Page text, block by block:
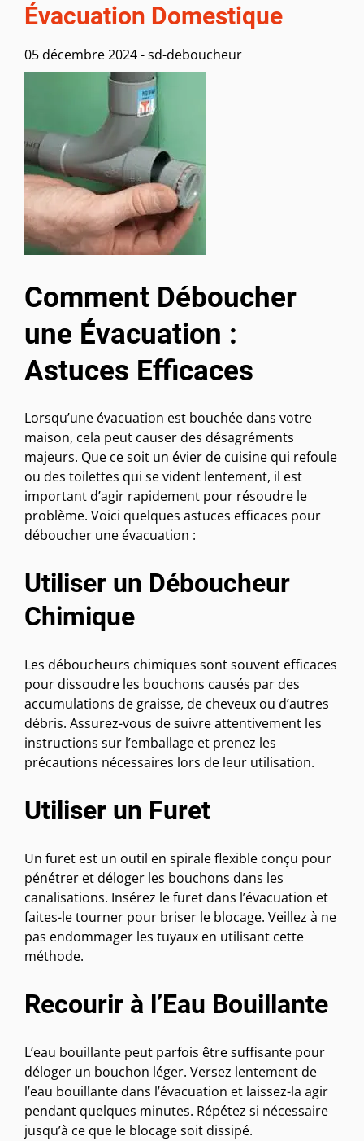
Évacuation Domestique
05 décembre 2024-sd-deboucheur
Comment Déboucher
une Évacuation :
Astuces Efficaces
Lorsqu’une évacuation est bouchée dans votre
maison, cela peut causer des désagréments
majeurs. Que ce soit un évier de cuisine qui refoule
ou des toilettes qui se vident lentement, il est
important d’agir rapidement pour résoudre le
problème. Voici quelques astuces efficaces pour
déboucher une évacuation :
Utiliser un Déboucheur
Chimique
Les déboucheurs chimiques sont souvent efficaces
pour dissoudre les bouchons causés par des
accumulations de graisse, de cheveux ou d’autres
débris. Assurez-vous de suivre attentivement les
instructions sur l’emballage et prenez les
précautions nécessaires lors de leur utilisation.
Utiliser un Furet
Un furet est un outil en spirale flexible conçu pour
pénétrer et déloger les bouchons dans les
canalisations. Insérez le furet dans l’évacuation et
faites-le tourner pour briser le blocage. Veillez à ne
pas endommager les tuyaux en utilisant cette
méthode.
Recourir à l’Eau Bouillante
L’eau bouillante peut parfois être suffisante pour
déloger un bouchon léger. Versez lentement de
l’eau bouillante dans l’évacuation et laissez-la agir
pendant quelques minutes. Répétez si nécessaire
jusqu’à ce que le blocage soit dissipé.